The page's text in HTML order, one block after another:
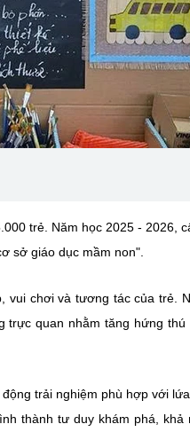
trẻ. Năm học 2025 - 2026,
sở giáo dục mầm non".
chơi và tương tác của trẻ.
quan nhằm tăng hứng
trải nghiệm phù hợp với
thành tư duy khám phá, khả